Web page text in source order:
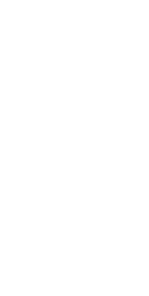
столько
время. Спасибо
за наш отдых в
25 июля! Надеемся, что
с вами то, что не